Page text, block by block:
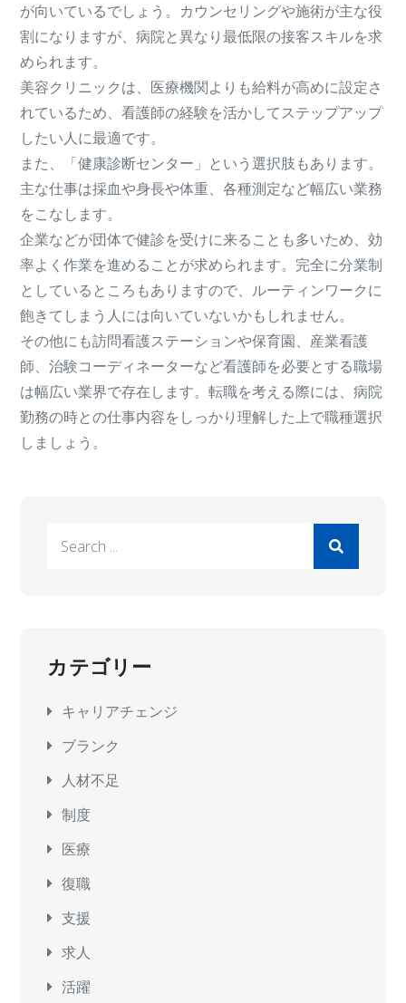
が向いているでしょう。カウンセリングや施術が主な役
割になりますが、病院と異なり最低限の接客スキルを求
められます。
美容クリニックは、医療機関よりも給料が高めに設定さ
れているため、看護師の経験を活かしてステップアップ
したい人に最適です。
また、「健康診断センター」という選択肢もあります。
主な仕事は採血や身長や体重、各種測定など幅広い業務
をこなします。
企業などが団体で健診を受けに来ることも多いため、効
率よく作業を進めることが求められます。完全に分業制
としているところもありますので、ルーティンワークに
飽きてしまう人には向いていないかもしれません。
その他にも訪問看護ステーションや保育園、産業看護
師、治験コーディネーターなど看護師を必要とする職場
は幅広い業界で存在します。転職を考える際には、病院
勤務の時との仕事内容をしっかり理解した上で職種選択
しましょう。
カテゴリー
キャリアチェンジ
ブランク
人材不足
制度
医療
復職
支援
求人
活躍